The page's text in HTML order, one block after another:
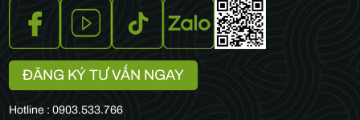
ĐĂNG KÝ TƯ VẤN NGAY
Hotline : 0903.533.766